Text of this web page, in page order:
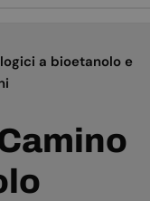
a bioetanolo e